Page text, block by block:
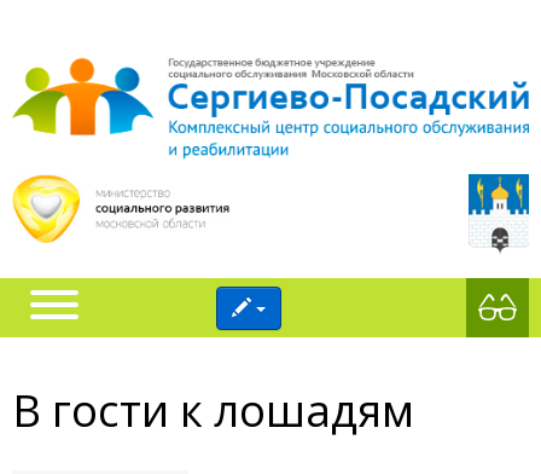
В гости к лошадям